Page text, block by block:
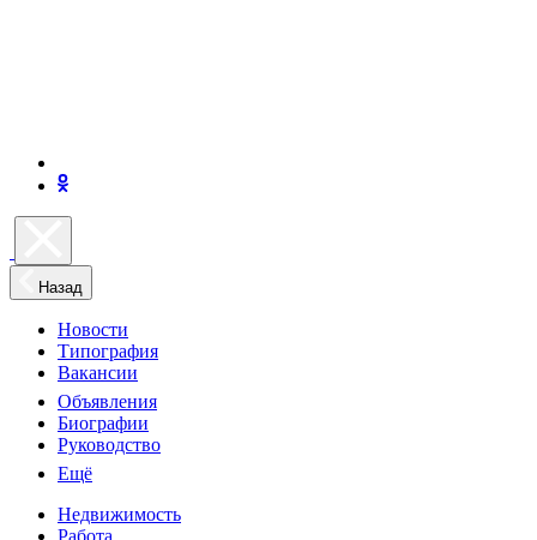
Назад
Новости
Типография
Вакансии
Объявления
Биографии
Руководство
Ещё
Недвижимость
Работа